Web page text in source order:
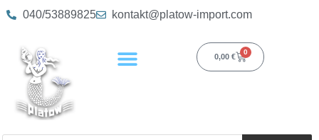
040/53889825 kontakt@platow-import.com
0,00 €
0